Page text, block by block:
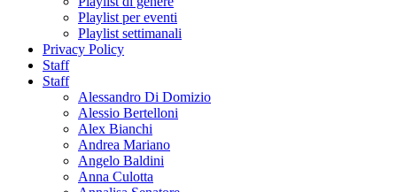
Playlist per eventi
Playlist settimanali
Privacy Policy
Staff
Staff
Alessandro Di Domizio
Alessio Bertelloni
Alex Bianchi
Andrea Mariano
Angelo Baldini
Anna Culotta